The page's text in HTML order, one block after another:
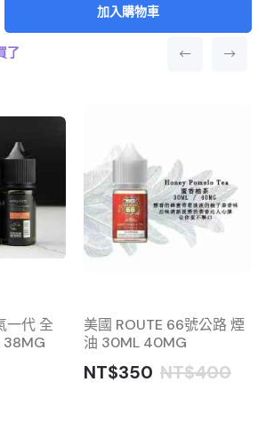
加入購物車
了
一代 全
38MG
美國 ROUTE 66號公路 煙
油 30ML 40MG
NT$350 NT$400